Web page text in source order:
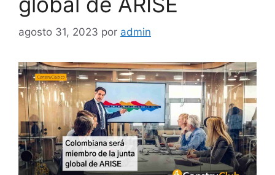
agosto 31, 2023 por admin